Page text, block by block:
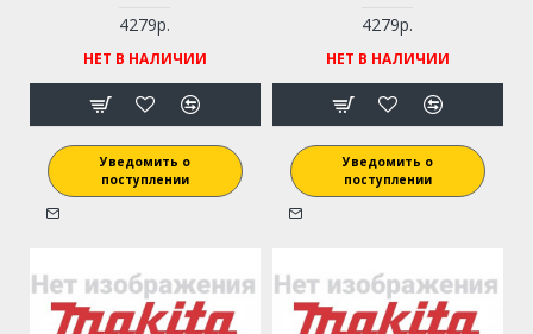
4279р.
НЕТ В НАЛИЧИИ
Уведомить о
поступлении
4279р.
НЕТ В НАЛИЧИИ
Уведомить о
поступлении